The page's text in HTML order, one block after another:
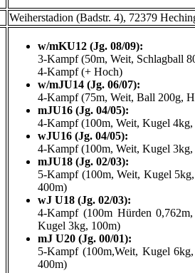
Weiherstadion (Badstr. 4), 72379
w/mKU12 (Jg. 08/09):
3-Kampf (50m, Weit, Schlagball
4-Kampf (+ Hoch)
w/mJU14 (Jg. 06/07):
4-Kampf (75m, Weit, Ball 200g,
mJU16 (Jg. 04/05):
4-Kampf (100m, Weit, Kugel
wJU16 (Jg. 04/05):
4-Kampf (100m, Weit, Kugel
mJU18 (Jg. 02/03):
5-Kampf (100m, Weit, Kugel
400m)
wJ U18 (Jg. 02/03):
4-Kampf (100m Hürden
Kugel 3kg, 100m)
mJ U20 (Jg. 00/01):
5-Kampf (100m,Weit, Kugel
400m)